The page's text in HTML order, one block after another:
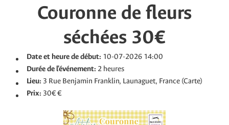
Couronne de fleurs
séchées 30€
Date et heure de début: 10-07-2026 14:00
Durée de l'événement: 2 heures
Lieu: 3 Rue Benjamin Franklin, Launaguet, France (Carte)
Prix: 30€€